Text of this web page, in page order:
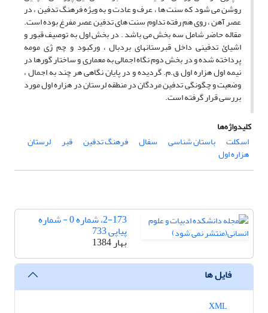
روشن می شود که سنت ها ، عرف و عادت و به ویژه فرهنگ تدفین ، در
عصر آهن ، روی هم رفته تداوم سنت های تدفین عصر مفرغ بوده است.
مقاله حاضر شامل سه بخش می باشد . در بخش اول به توصیف قبور و
اشیائ تدفینی داخل قبرستانهای بردبال ، ورکبود و چم ژی مومه
پرداخته شده و در بخش دوم نگاه اجمالی به معماری و ساختار گورها در
نیمه اول هزاره اول ق.م. گردیده و در پایان نگاهی هر چند به اجمال ،
وضعیت و چگونگی تدفین مردگان در منطقه لرستان در هزاره اول مورد
بررسی قرار گرفته است.
کلیدواژه‌ها
اسکلت
باستان شناسی سفال فرهنگ تدفین قبر لرستان
هزاره اول
2-173، شماره 0 - شماره
پیاپی 733
بهار 1384
فایل ها